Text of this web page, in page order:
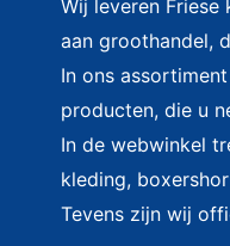
Wij leveren
aan groothandel,
In ons
producten, die u
In de webwinkel
kleding,
Tevens zijn wij